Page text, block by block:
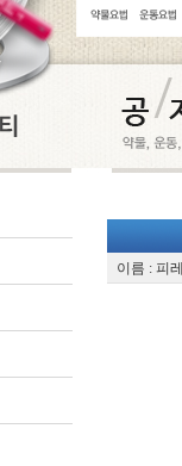
이름 : 피